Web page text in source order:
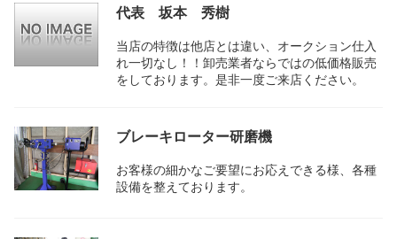
代表 坂本 秀樹
当店の特徴は他店とは違い、オークション仕入
れ一切なし！！卸売業者ならではの低価格販売
をしております。是非一度ご来店ください。
ブレーキローター研磨機
お客様の細かなご要望にお応えできる様、各種
設備を整えております。